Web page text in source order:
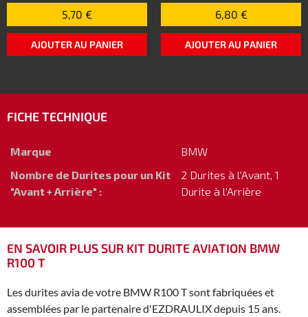
5,70 €
AJOUTER AU PANIER
6,80 €
AJOUTER AU PANIER
FICHE TECHNIQUE
Marque
BMW
Nombre de Durites pour un Kit
"Avant + Arrière" :
2 Durites à l'Avant, 1
Durite à l'Arrière
EN SAVOIR PLUS SUR KIT DURITE AVIATION BMW
R100 T
Les durites avia de votre BMW R100 T sont fabriquées et
assemblées par le partenaire d'EZDRAULIX depuis 15 ans.